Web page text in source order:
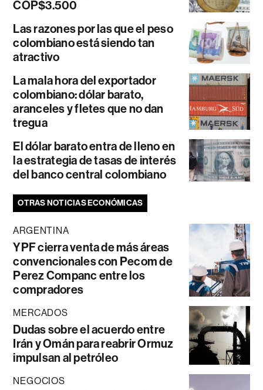
COP$3.500
Las razones por las que el peso
colombiano está siendo tan
atractivo
La mala hora del exportador
colombiano: dólar barato,
aranceles y fletes que no dan
tregua
El dólar barato entra de lleno en
la estrategia de tasas de interés
del banco central colombiano
OTRAS NOTICIAS ECONÓMICAS
ARGENTINA
YPF cierra venta de más áreas
convencionales con Pecom de
Perez Companc entre los
compradores
MERCADOS
Dudas sobre el acuerdo entre
Irán y Omán para reabrir Ormuz
impulsan al petróleo
NEGOCIOS